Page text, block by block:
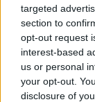
targeted
section to
opt-out request
interest-based
us or personal
your opt-out.
disclosure of